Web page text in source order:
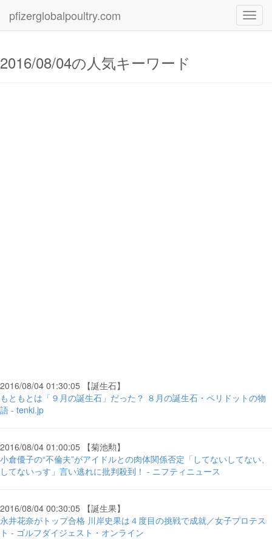
pfizerglobalpoultry.com
2016/08/04の人気キーワード
2016/08/04 01:30:05 【誕生石】
もともとは「９月の誕生石」だった？ ８月の誕生石・ペリドットの物
語 - tenki.jp
2016/08/04 01:00:05 【菊池勲】
小倉優子の“不倫夫”がアイドルとの肉体関係否定「してないしてない、
してないっす」言い逃れに批判殺到！ - ニフティニュース
2016/08/04 00:30:05 【誕生果】
永井花奈がトップ合格 川岸史果は４度目の挑戦で成就／女子プロテス
ト - ゴルフダイジェスト・オンライン